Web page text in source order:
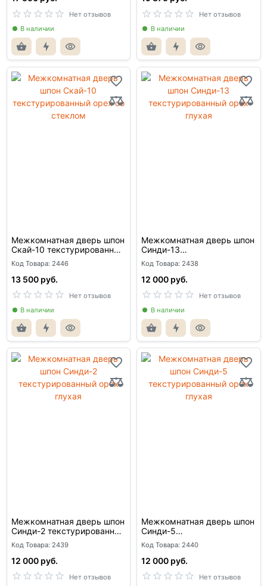
Нет отзывов
В наличии
Нет отзывов
В наличии
Межкомнатная дверь шпон
Скай-10 текстурированный
орех со стеклом
Код Товара: 2446
13 500 руб.
Нет отзывов
В наличии
Межкомнатная дверь шпон
Синди-13
текстурированный орех
глухая
Код Товара: 2438
12 000 руб.
Нет отзывов
В наличии
Межкомнатная дверь шпон
Синди-2 текстурированный
орех глухая
Код Товара: 2439
12 000 руб.
Нет отзывов
Межкомнатная дверь шпон
Синди-5
текстурированный орех
глухая
Код Товара: 2440
12 000 руб.
Нет отзывов